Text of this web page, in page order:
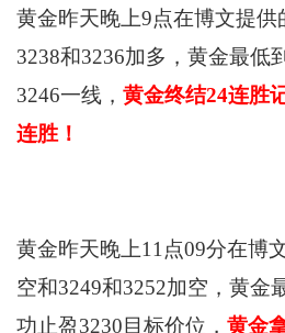
黄金昨天晚上9点在博文提供
3238和3236加多，黄金最低
3246一线， 黄金终结24连胜
连胜！
黄金昨天晚上11点09分在博
空和3249和3252加空，黄金
功止盈3230目标价位， 黄金